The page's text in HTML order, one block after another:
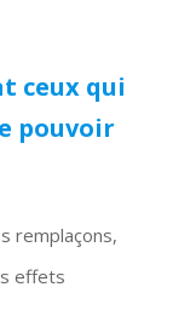
ceux qui
pouvoir
remplaçons,
effets